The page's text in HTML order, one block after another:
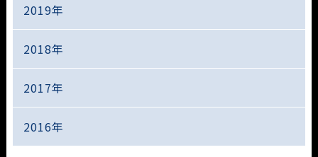
2019年
2018年
2017年
2016年